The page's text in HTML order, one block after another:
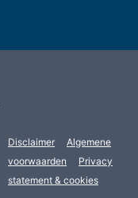
Disclaimer
Algemene
voorwaarden
Privacy
statement & cookies